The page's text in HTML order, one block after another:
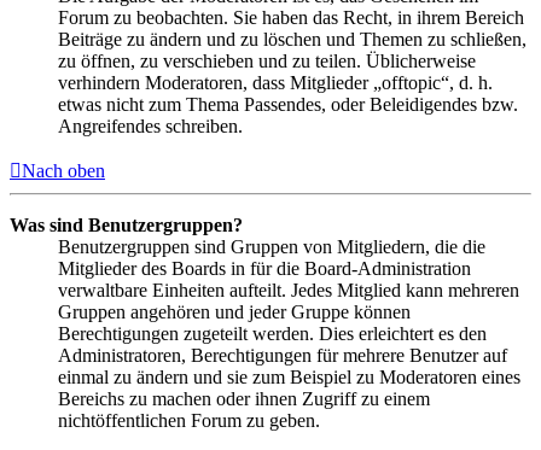
Forum zu beobachten. Sie haben das Recht, in ihrem Bereich
Beiträge zu ändern und zu löschen und Themen zu schließen,
zu öffnen, zu verschieben und zu teilen. Üblicherweise
verhindern Moderatoren, dass Mitglieder „offtopic“, d. h.
etwas nicht zum Thema Passendes, oder Beleidigendes bzw.
Angreifendes schreiben.
Nach oben
Was sind Benutzergruppen?
Benutzergruppen sind Gruppen von Mitgliedern, die die
Mitglieder des Boards in für die Board-Administration
verwaltbare Einheiten aufteilt. Jedes Mitglied kann mehreren
Gruppen angehören und jeder Gruppe können
Berechtigungen zugeteilt werden. Dies erleichtert es den
Administratoren, Berechtigungen für mehrere Benutzer auf
einmal zu ändern und sie zum Beispiel zu Moderatoren eines
Bereichs zu machen oder ihnen Zugriff zu einem
nichtöffentlichen Forum zu geben.